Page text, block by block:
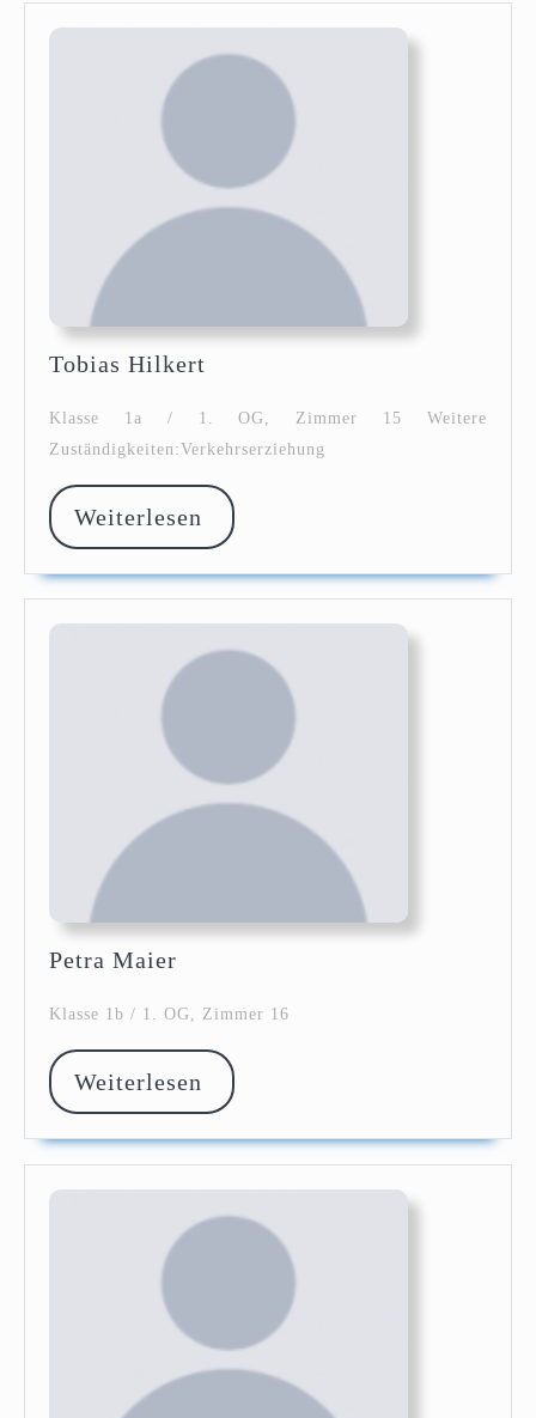
Tobias Hilkert
Klasse 1a / 1. OG, Zimmer 15 Weitere
Zuständigkeiten:Verkehrserziehung
Weiterlesen Weiterlesen
Petra Maier
Klasse 1b / 1. OG, Zimmer 16
Weiterlesen Weiterlesen